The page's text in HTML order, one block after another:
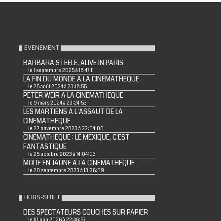
EVENEMENT
BARBARA STEELE, ALIVE IN PARIS
le 1 septembre 2025 à 18:47:11
LA FIN DU MONDE A LA CINEMATHEQUE
le 25 août 2024 à 23:18:55
PETER WEIR A LA CINEMATHEQUE
le 9 mars 2024 à 23:24:53
LES MARTIENS A L'ASSAUT DE LA
CINEMATHEQUE
le 22 novembre 2023 à 22:04:00
CINEMATHEQUE : LE MEXIQUE, C'EST
FANTASTIQUE
le 25 octobre 2023 à 14:04:03
MODE EN JAUNE A LA CINEMATHEQUE
le 20 septembre 2023 à 13:28:09
HORS-SUJET
DES SPECTATEURS COUCHES SUR PAPIER